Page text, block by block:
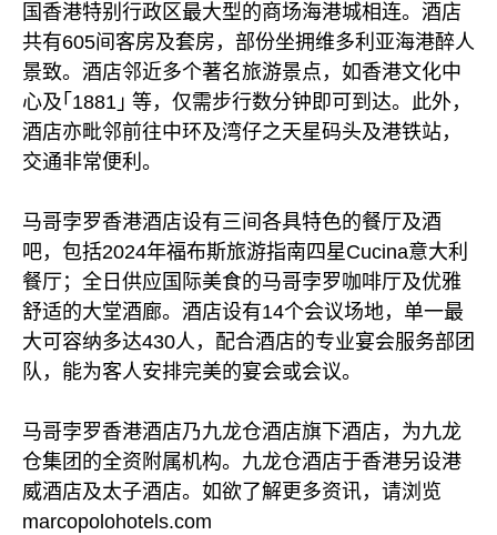
国香港特别行政区最大型的商场海港城相连。酒店
共有605间客房及套房，部份坐拥维多利亚海港醉人
景致。酒店邻近多个著名旅游景点，如香港文化中
心及｢1881｣ 等，仅需步行数分钟即可到达。此外，
酒店亦毗邻前往中环及湾仔之天星码头及港铁站，
交通非常便利。
马哥孛罗香港酒店设有三间各具特色的餐厅及酒
吧，包括2024年福布斯旅游指南四星Cucina意大利
餐厅；全日供应国际美食的马哥孛罗咖啡厅及优雅
舒适的大堂酒廊。酒店设有14个会议场地，单一最
大可容纳多达430人，配合酒店的专业宴会服务部团
队，能为客人安排完美的宴会或会议。
马哥孛罗香港酒店乃九龙仓酒店旗下酒店，为九龙
仓集团的全资附属机构。九龙仓酒店于香港另设港
威酒店及太子酒店。如欲了解更多资讯，请浏览
marcopolohotels.com